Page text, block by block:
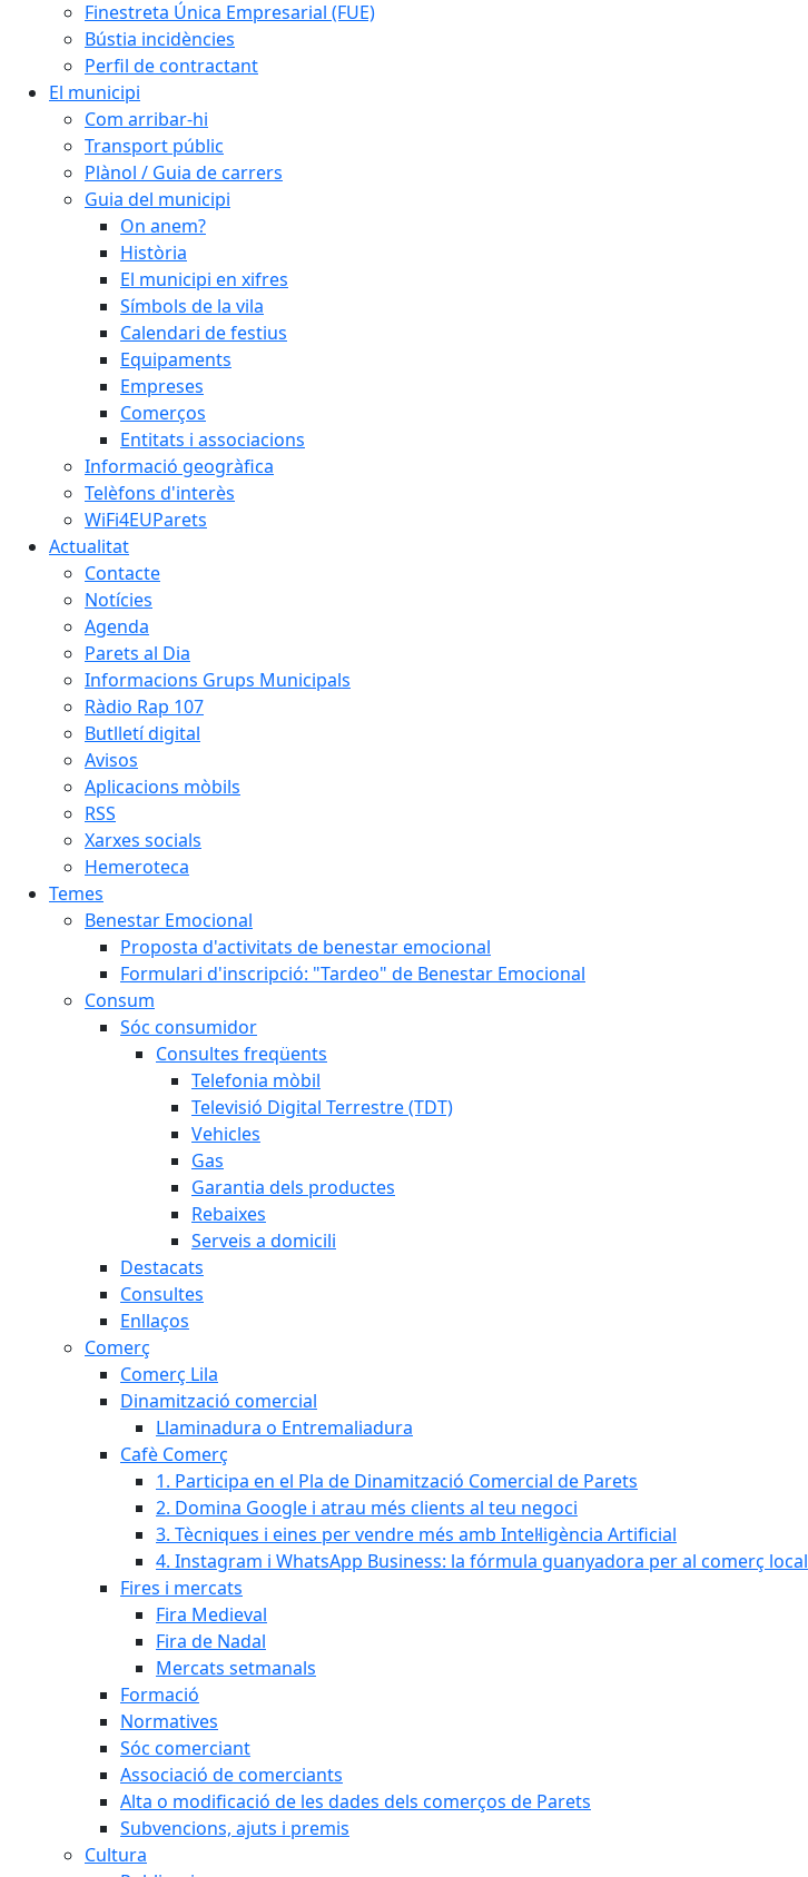
Finestreta Única Empresarial (FUE)
Bústia incidències
Perfil de contractant
El municipi
Com arribar-hi
Transport públic
Plànol / Guia de carrers
Guia del municipi
On anem?
Història
El municipi en xifres
Símbols de la vila
Calendari de festius
Equipaments
Empreses
Comerços
Entitats i associacions
Informació geogràfica
Telèfons d'interès
WiFi4EUParets
Actualitat
Contacte
Notícies
Agenda
Parets al Dia
Informacions Grups Municipals
Ràdio Rap 107
Butlletí digital
Avisos
Aplicacions mòbils
RSS
Xarxes socials
Hemeroteca
Temes
Benestar Emocional
Proposta d'activitats de benestar emocional
Formulari d'inscripció: "Tardeo" de Benestar Emocional
Consum
Sóc consumidor
Consultes freqüents
Telefonia mòbil
Televisió Digital Terrestre (TDT)
Vehicles
Gas
Garantia dels productes
Rebaixes
Serveis a domicili
Destacats
Consultes
Enllaços
Comerç
Comerç Lila
Dinamització comercial
Llaminadura o Entremaliadura
Cafè Comerç
1. Participa en el Pla de Dinamització Comercial de Parets
2. Domina Google i atrau més clients al teu negoci
3. Tècniques i eines per vendre més amb Intel·ligència Artificial
4. Instagram i WhatsApp Business: la fórmula guanyadora per al comerç local
Fires i mercats
Fira Medieval
Fira de Nadal
Mercats setmanals
Formació
Normatives
Sóc comerciant
Associació de comerciants
Alta o modificació de les dades dels comerços de Parets
Subvencions, ajuts i premis
Cultura